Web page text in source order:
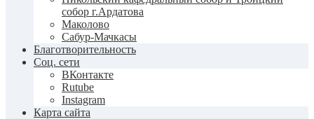
собор г.Ардатова
Маколово
Сабур-Мачкасы
Благотворительность
Соц. сети
ВКонтакте
Rutube
Instagram
Карта сайта